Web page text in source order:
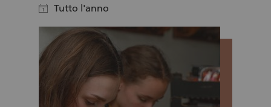
calendar Tutto l'anno